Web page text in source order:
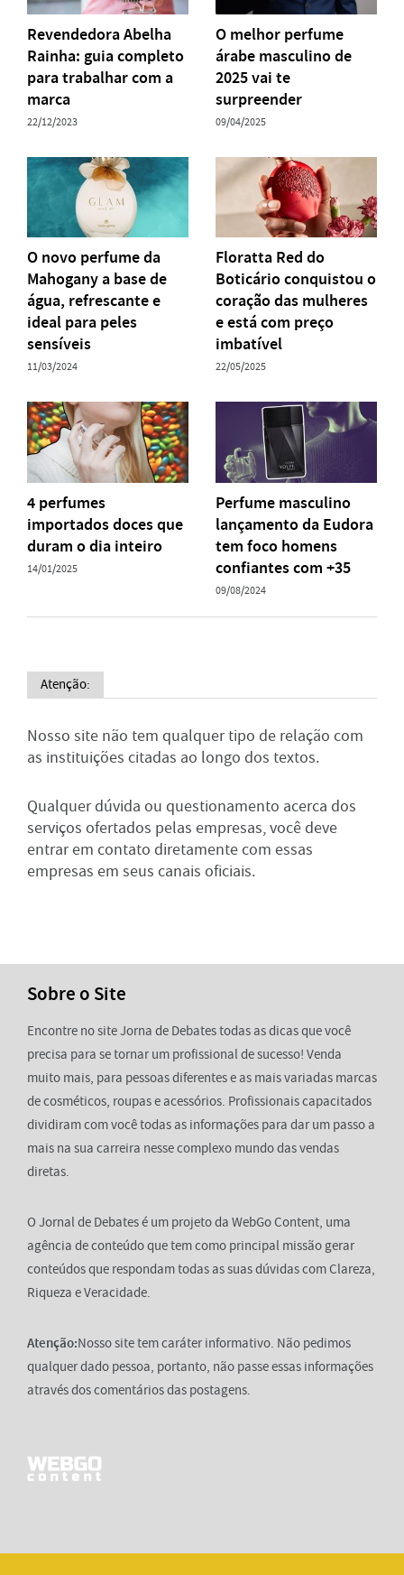
Revendedora Abelha
Rainha: guia completo
para trabalhar com a
marca
22/12/2023
O melhor perfume
árabe masculino de
2025 vai te
surpreender
09/04/2025
O novo perfume da
Mahogany a base de
água, refrescante e
ideal para peles
sensíveis
11/03/2024
Floratta Red do
Boticário conquistou o
coração das mulheres
e está com preço
imbatível
22/05/2025
4 perfumes
importados doces que
duram o dia inteiro
14/01/2025
Perfume masculino
lançamento da Eudora
tem foco homens
confiantes com +35
09/08/2024
Atenção:
Nosso site não tem qualquer tipo de relação com
as instituições citadas ao longo dos textos.
Qualquer dúvida ou questionamento acerca dos
serviços ofertados pelas empresas, você deve
entrar em contato diretamente com essas
empresas em seus canais oficiais.
Sobre o Site
Encontre no site Jorna de Debates todas as dicas que você
precisa para se tornar um profissional de sucesso! Venda
muito mais, para pessoas diferentes e as mais variadas marcas
de cosméticos, roupas e acessórios. Profissionais capacitados
dividiram com você todas as informações para dar um passo a
mais na sua carreira nesse complexo mundo das vendas
diretas.
O Jornal de Debates é um projeto da WebGo Content, uma
agência de conteúdo que tem como principal missão gerar
conteúdos que respondam todas as suas dúvidas com Clareza,
Riqueza e Veracidade.
Atenção:Nosso site tem caráter informativo. Não pedimos
qualquer dado pessoa, portanto, não passe essas informações
através dos comentários das postagens.